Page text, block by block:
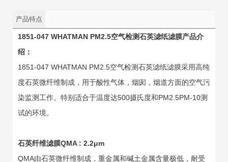
产品特点
1851-047 WHATMAN PM2.5空气检测石英滤纸滤膜产品介
绍：
1851-047 WHATMAN PM2.5空气检测石英滤纸滤膜采用高纯
度石英微纤维制成，用于酸性气体，烟囱，烟道方面的空气污
染监测工作。特别适合于温度达500摄氏度和PM2.5PM-10测
试的环境。
石英纤维滤膜QMA : 2.2μm
QMA由石英微纤维制成，重金属和碱土金属含量极低，耐受